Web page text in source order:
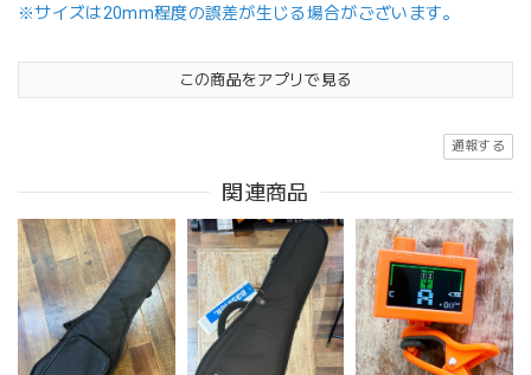
※サイズは20mm程度の誤差が生じる場合がございます。
この商品をアプリで見る
通報する
関連商品